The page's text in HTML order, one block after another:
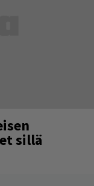
sillä